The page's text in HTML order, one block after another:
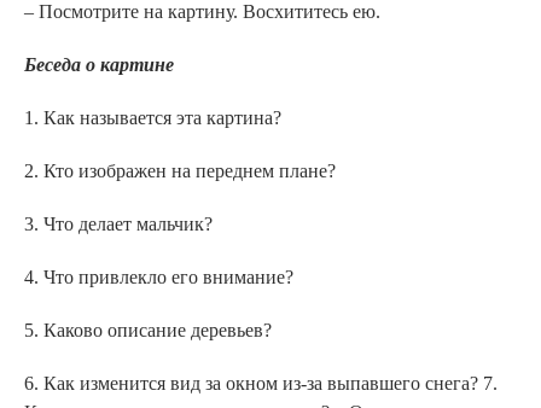
– Посмотрите на картину. Восхититесь ею.
Беседа о картине
1. Как называется эта картина?
2. Кто изображен на переднем плане?
3. Что делает мальчик?
4. Что привлекло его внимание?
5. Каково описание деревьев?
6. Как изменится вид за окном из-за выпавшего снега? 7.